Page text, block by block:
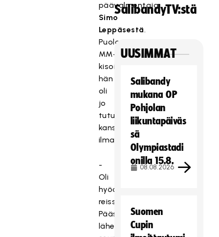
päävalmentaja
Simo
Leppäsestä.
Puolan
MM-
kisoissa
hän
oli
jo
tutustumassa
kansainväliseen
ilmapiiriin.
-
Oli
hyödyllinen
reissu.
Pääsin
läheltä
SalibandyTV:stä
UUSIMMAT
Salibandy
mukana OP
Pohjolan
liikuntapäiväs
sä
Olympiastadi
onilla 15.8.
08.08.2026
Suomen
Cupin